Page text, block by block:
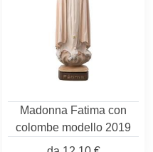
Madonna Fatima con
colombe modello 2019